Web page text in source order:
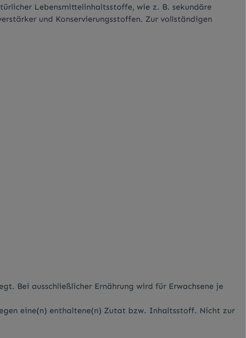
Lebens­mittelinhaltsstoffe, wie z. B. sekundäre
und Konservierungsstoffen. Zur vollständigen
Bei ausschließlicher Ernährung wird für Erwachsene je
eine(n) enthaltene(n) Zutat bzw. Inhaltsstoff. Nicht zur